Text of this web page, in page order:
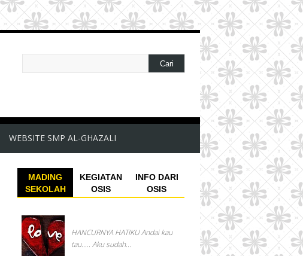
WEBSITE SMP AL-GHAZALI
MADING
SEKOLAH
KEGIATAN
OSIS
INFO DARI
OSIS
HANCURNYA HATIKU Andai kau
tau….. Aku sudah...